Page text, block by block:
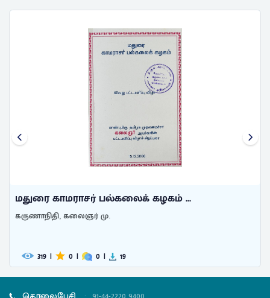
மதுரை காமராசர் பல்கலைக் கழகம் ...
கருணாநிதி, கலைஞர் மு.
319 | 0 | 0 | 19